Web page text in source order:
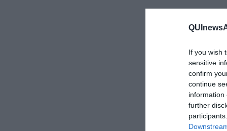
If you wish
sensitive
confirm
continue
information
further